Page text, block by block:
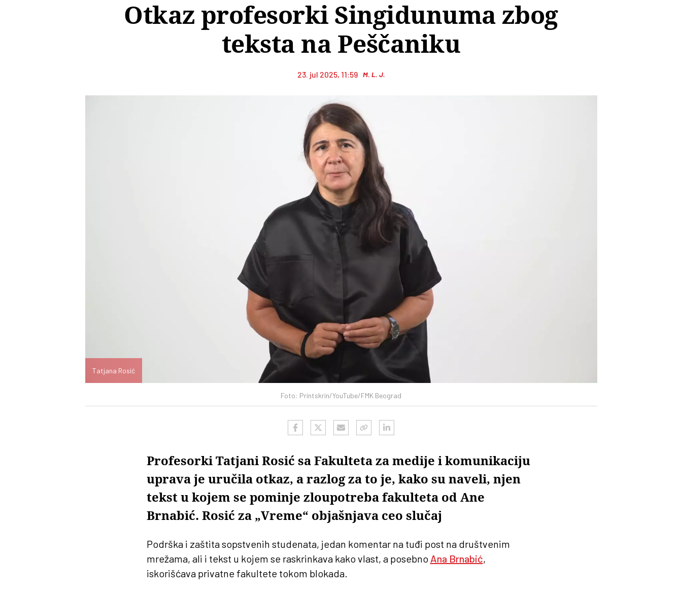
Otkaz profesorki Singidunuma zbog
teksta na Peščaniku
23. jul 2025, 11:59 M. L. J.
Foto: Printskrin/YouTube/FMK Beograd
Tatjana Rosić
Profesorki Tatjani Rosić sa Fakulteta za medije i komunikaciju
uprava je uručila otkaz, a razlog za to je, kako su naveli, njen
tekst u kojem se pominje zloupotreba fakulteta od Ane
Brnabić. Rosić za „Vreme“ objašnjava ceo slučaj
Podrška i zaštita sopstvenih studenata, jedan komentar na tuđi post na društvenim
mrežama, ali i tekst u kojem se raskrinkava kako vlast, a posebno Ana Brnabić,
iskorišćava privatne fakultete tokom blokada.